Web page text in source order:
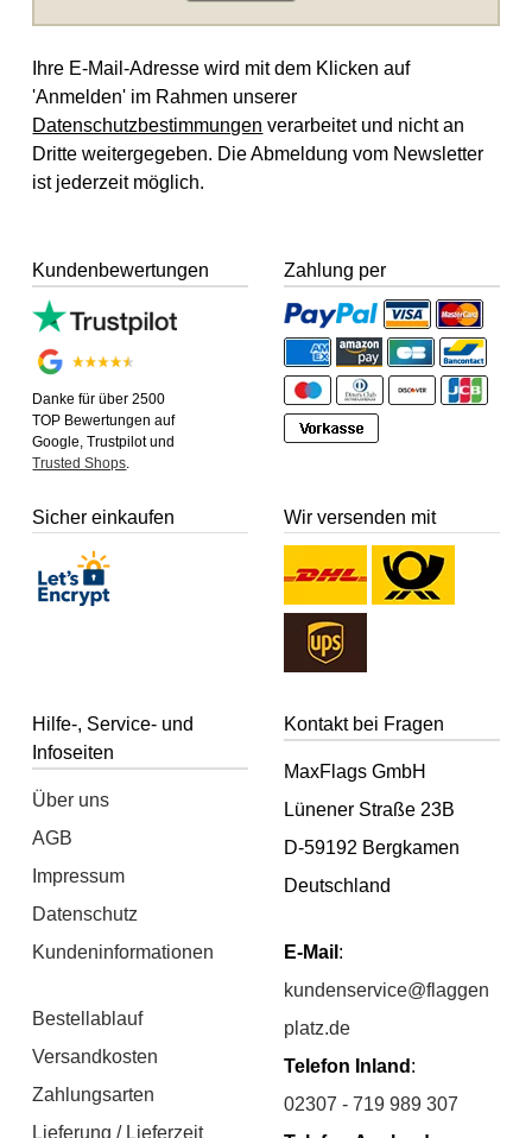
Ihre E-Mail-Adresse wird mit dem Klicken auf
'Anmelden' im Rahmen unserer
Datenschutzbestimmungen verarbeitet und nicht an
Dritte weitergegeben. Die Abmeldung vom Newsletter
ist jederzeit möglich.
Kundenbewertungen
Danke für über 2500
TOP Bewertungen auf
Google, Trustpilot und
Trusted Shops
Zahlung per
Sicher einkaufen Wir versenden mit
Hilfe-, Service- und
Infoseiten
Über uns
AGB
Impressum
Datenschutz
Kundeninformationen
Bestellablauf
Versandkosten
Zahlungsarten
Lieferung / Lieferzeit
Kontakt bei Fragen
MaxFlags GmbH
Lünener Straße 23B
D-59192 Bergkamen
Deutschland
E-Mail :
kundenservice@flaggen
platz.de
Telefon Inland :
02307 - 719 989 307